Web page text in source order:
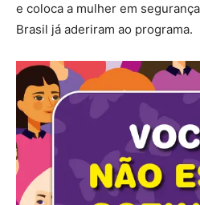
e coloca a mulher em
Brasil já aderiram ao programa.